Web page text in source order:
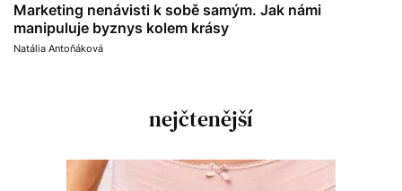
Marketing nenávisti k sobě samým. Jak námi
manipuluje byznys kolem krásy
Natália Antoňáková
nejčtenější